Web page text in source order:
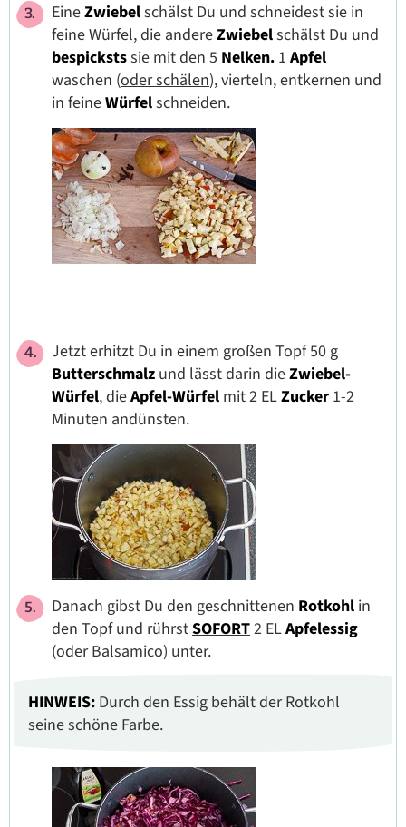
EineZwiebelschälst Du und schneidest sie in
feine Würfel, die andereZwiebelschälst Du und
bespickstssie mit den 5 Nelken. 1 Apfel
waschen (oder schälen), vierteln, entkernen und
in feineWürfelschneiden.
Jetzt erhitzt Du in einem großen Topf 50 g
Butterschmalz und lässt darin dieZwiebel-
Würfel, dieApfel-Würfel mit 2 ELZucker 1-2
Minuten andünsten.
Danach gibst Du den geschnittenen Rotkohl in
den Topf und rührstSOFORT2 ELApfelessig
(oder Balsamico) unter.
HINWEIS: Durch den Essig behält der Rotkohl
seine schöne Farbe.